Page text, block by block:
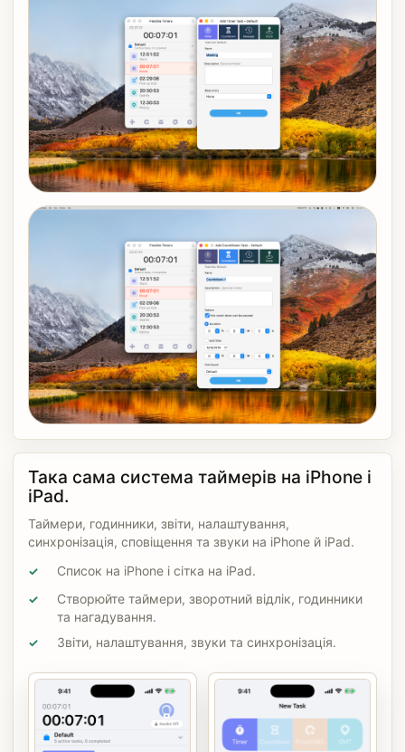
Така сама система таймерів на iPhone і
iPad.
Таймери, годинники, звіти, налаштування,
синхронізація, сповіщення та звуки на iPhone й iPad.
✓ Список на iPhone і сітка на iPad.
✓
Створюйте таймери, зворотний відлік, годинники
та нагадування.
✓ Звіти, налаштування, звуки та синхронізація.